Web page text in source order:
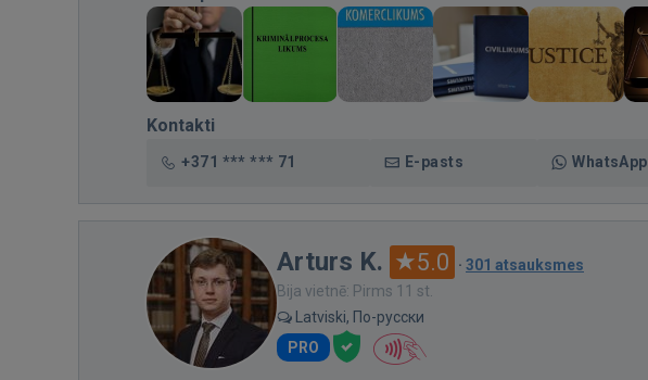
Kontakti
+371 *** *** 71 E-pasts WhatsApp
Arturs K. 5.0 · 301 atsauksmes
Bija vietnē: Pirms 11 st.
Latviski, По-русски
PRO